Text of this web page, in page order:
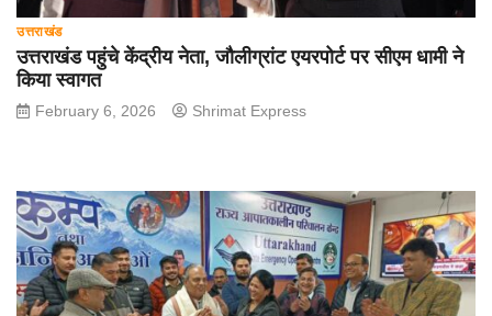
उत्तराखंड
उत्तराखंड पहुंचे केंद्रीय नेता, जौलीग्रांट एयरपोर्ट पर सीएम धामी ने
किया स्वागत
February 6, 2026 Shrimat Express